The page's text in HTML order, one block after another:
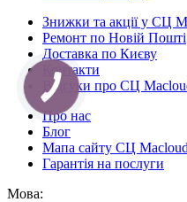
Знижки та акції у СЦ
Ремонт по Новій Пошті
Доставка по Києву
Контакти
Відгуки про СЦ
Про нас
Блог
Мапа сайту СЦ
Гарантія на послуги
Мова:
КНОПКА
СВЯЗИ